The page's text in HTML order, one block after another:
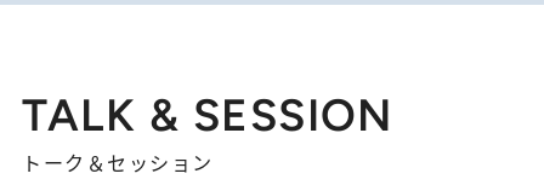
TALK & SESSION
トーク＆セッション